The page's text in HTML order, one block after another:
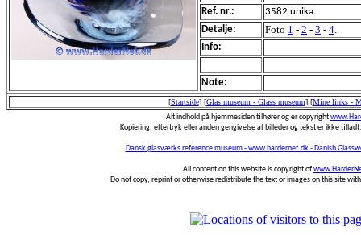
Ref. nr.:
3582 unika.
Detalje:
Foto 1 - 2 - 3 - 4.
Info:
Note:
[Startside] [Glas museum - Glass museum] [Mine links -
Alt indhold på hjemmesiden tilhører og er copyright
Kopiering, eftertryk eller anden gengivelse af billeder og tekst er ikke
Dansk glasværks reference museum - www.hardernet.dk - Danish
All content on this website is copyright of
Do not copy, reprint or otherwise redistribute the text or images on this site